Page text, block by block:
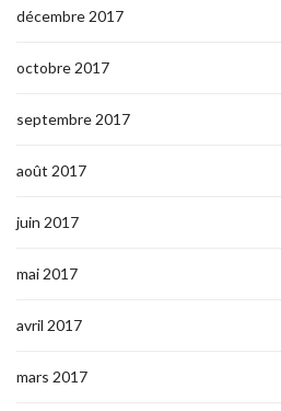
décembre 2017
octobre 2017
septembre 2017
août 2017
juin 2017
mai 2017
avril 2017
mars 2017